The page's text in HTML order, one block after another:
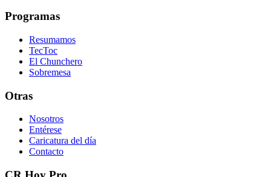
Programas
Resumamos
TecToc
El Chunchero
Sobremesa
Otras
Nosotros
Entérese
Caricatura del día
Contacto